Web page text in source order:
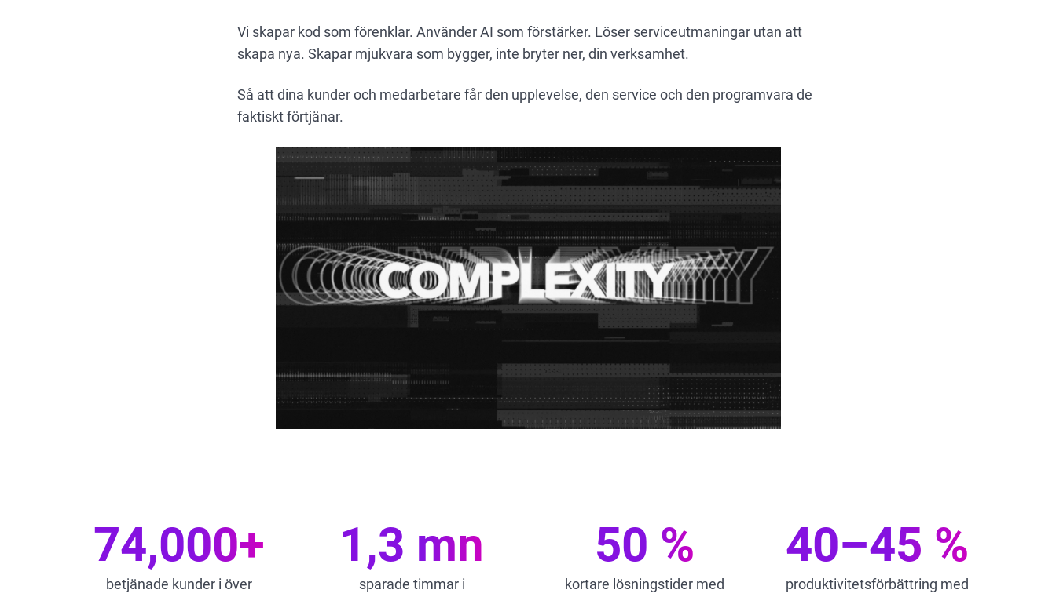
Vi skapar kod som förenklar. Använder AI som förstärker. Löser serviceutmaningar utan att
skapa nya. Skapar mjukvara som bygger, inte bryter ner, din verksamhet.
Så att dina kunder och medarbetare får den upplevelse, den service och den programvara de
faktiskt förtjänar.
74,000+
betjänade kunder i över
1,3 mn
sparade timmar i
50 %
kortare lösningstider med
40–45 %
produktivitetsförbättring med